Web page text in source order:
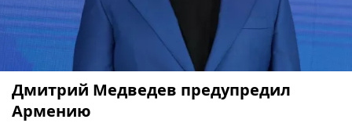
Дмитрий Медведев предупредил
Армению